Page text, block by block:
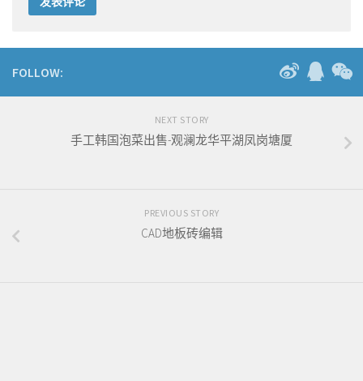
FOLLOW:
NEXT STORY
手工韩国泡菜出售-观澜龙华平湖凤岗塘厦
PREVIOUS STORY
CAD地板砖编辑